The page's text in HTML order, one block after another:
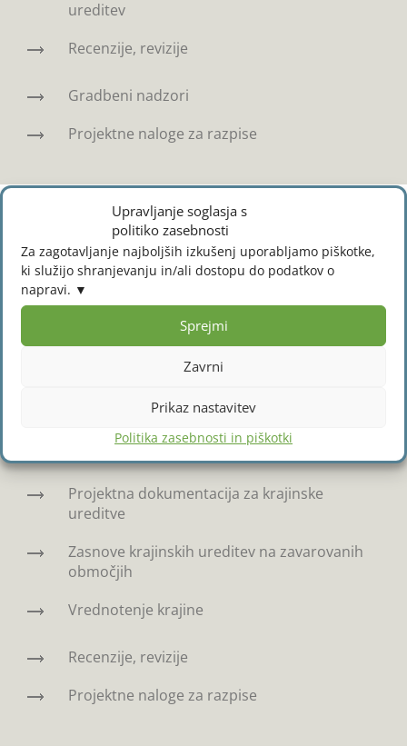
Upravljanje soglasja s
politiko zasebnosti
Za zagotavljanje najboljših izkušenj uporabljamo piškotke,
ki služijo shranjevanju in/ali dostopu do podatkov o
napravi.
Sprejmi
Zavrni
Prikaz nastavitev
Politika zasebnosti in piškotki
ureditev
Recenzije, revizije
Gradbeni nadzori
Projektne naloge za razpise
Krajinska arhitektura
Krajinska arhitektura je eno od temeljnih
delovnih področij delovanja našega podjetja že
od njegove ustanovitve. Pri tem nam je cilj
oblikovati prijetno življenjsko okolje in odprti
Načrtujemo zasebne vrtove, pa tudi javne in
poljavne zelene in odprte površine.
Projektna dokumentacija za krajinske
ureditve
Zasnove krajinskih ureditev na zavarovanih
območjih
Vrednotenje krajine
Recenzije, revizije
Projektne naloge za razpise